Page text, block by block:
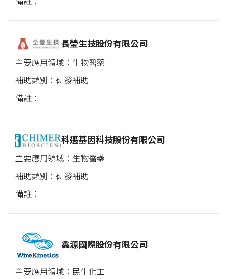
長瑩生技股份有限公司
生物醫藥
研發補助
科邁基因科技股份有限公司
生物醫藥
研發補助
鑫源國際股份有限公司
民生化工